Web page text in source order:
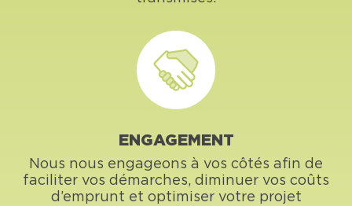
ENGAGEMENT
Nous nous engageons à vos côtés afin de
faciliter vos démarches, diminuer vos coûts
d’emprunt et optimiser votre projet